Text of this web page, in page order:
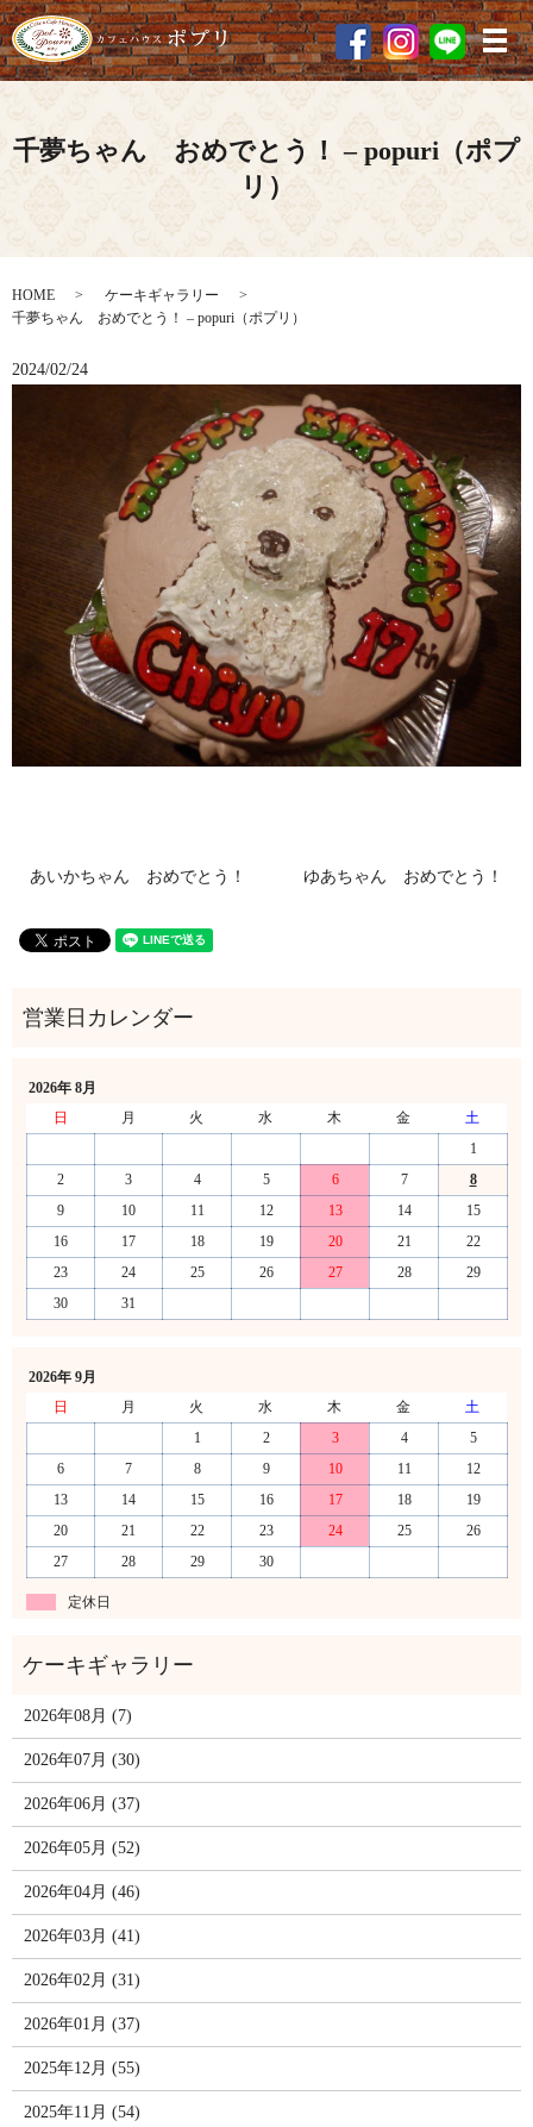
メ
千夢ちゃん おめでとう！ – popuri（ポプ
リ）
HOME
ケーキギャラリー
千夢ちゃん おめでとう！ – popuri（ポプリ）
2024/02/24
あいかちゃん おめでとう！ ゆあちゃん おめでとう！
2026年 8月
日
月 火 水 木 金
土
1
2
3 4 5 6 7
8
9
10 11 12 13 14
15
16
17 18 19 20 21
22
23
24 25 26 27 28
29
30
31
2026年 9月
日
月 火 水 木 金
土
1
2 3 4
5
6
7 8 9 10 11
12
13
14 15 16 17 18
19
20
21 22 23 24 25
26
27
28 29 30
定休日
2026年08月 (7)
2026年07月 (30)
2026年06月 (37)
2026年05月 (52)
2026年04月 (46)
2026年03月 (41)
2026年02月 (31)
2026年01月 (37)
2025年12月 (55)
2025年11月 (54)